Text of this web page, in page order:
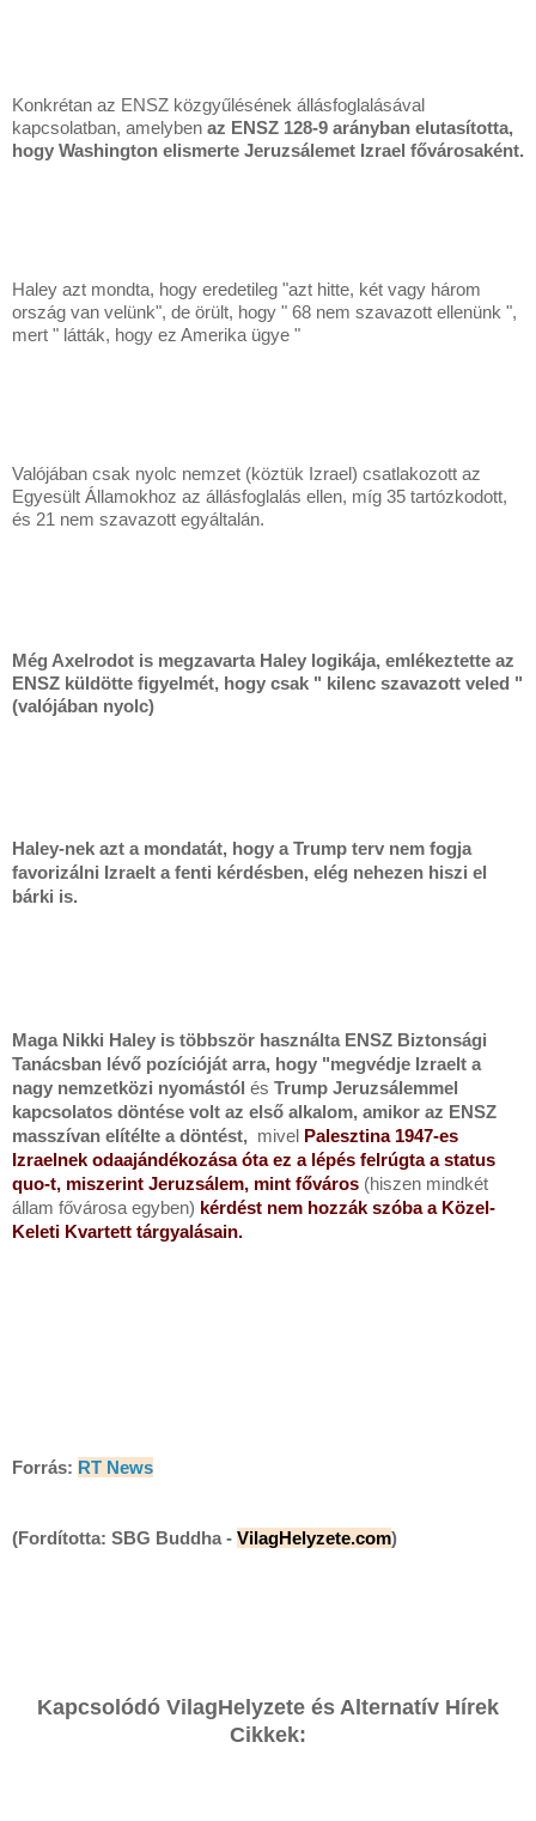
Konkrétan az ENSZ közgyűlésének állásfoglalásával
kapcsolatban, amelyben az ENSZ 128-9 arányban elutasította,
hogy Washington elismerte Jeruzsálemet Izrael fővárosaként.
Haley azt mondta, hogy eredetileg "azt hitte, két vagy három
ország van velünk", de örült, hogy " 68 nem szavazott ellenünk ",
mert " látták, hogy ez Amerika ügye "
Valójában csak nyolc nemzet (köztük Izrael) csatlakozott az
Egyesült Államokhoz az állásfoglalás ellen, míg 35 tartózkodott,
és 21 nem szavazott egyáltalán.
Még Axelrodot is megzavarta Haley logikája, emlékeztette az
ENSZ küldötte figyelmét, hogy csak " kilenc szavazott veled "
(valójában nyolc)
Haley-nek azt a mondatát, hogy a Trump terv nem fogja
favorizálni Izraelt a fenti kérdésben, elég nehezen hiszi el
bárki is.
Maga Nikki Haley is többször használta ENSZ Biztonsági
Tanácsban lévő pozícióját arra, hogy "megvédje Izraelt a
nagy nemzetközi nyomástól és Trump Jeruzsálemmel
kapcsolatos döntése volt az első alkalom, amikor az ENSZ
masszívan elítélte a döntést, mivel Palesztina 1947-es
Izraelnek odaajándékozása óta ez a lépés felrúgta a status
quo-t, miszerint Jeruzsálem, mint főváros (hiszen mindkét
állam fővárosa egyben) kérdést nem hozzák szóba a Közel-
Keleti Kvartett tárgyalásain.
Forrás: RT News
(Fordította: SBG Buddha - VilagHelyzete.com)
Kapcsolódó VilagHelyzete és Alternatív Hírek
Cikkek: